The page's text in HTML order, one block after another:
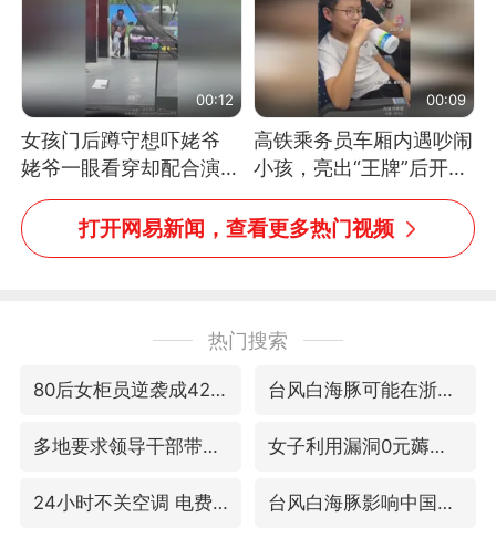
00:12
女孩门后蹲守想吓姥爷
姥爷一眼看穿却配合演出
网友：姥爷的演技我打满
分
00:09
高铁乘务员车厢内遇吵闹
小孩，亮出“王牌”后开启
一键静音
打开网易新闻，查看更多热门视频
热门搜索
80后女柜员逆袭成4200亿银行副行长 台风白海豚可能在浙闽沿海登陆
多地要求领导干部带头休假 女子利用漏洞0元薅走3000多件家电
24小时不关空调 电费会更低吗 台风白海豚影响中国已成定局